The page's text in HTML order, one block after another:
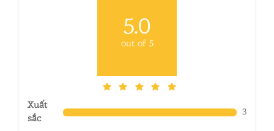
5.0
out of 5
Xuất
sắc
3